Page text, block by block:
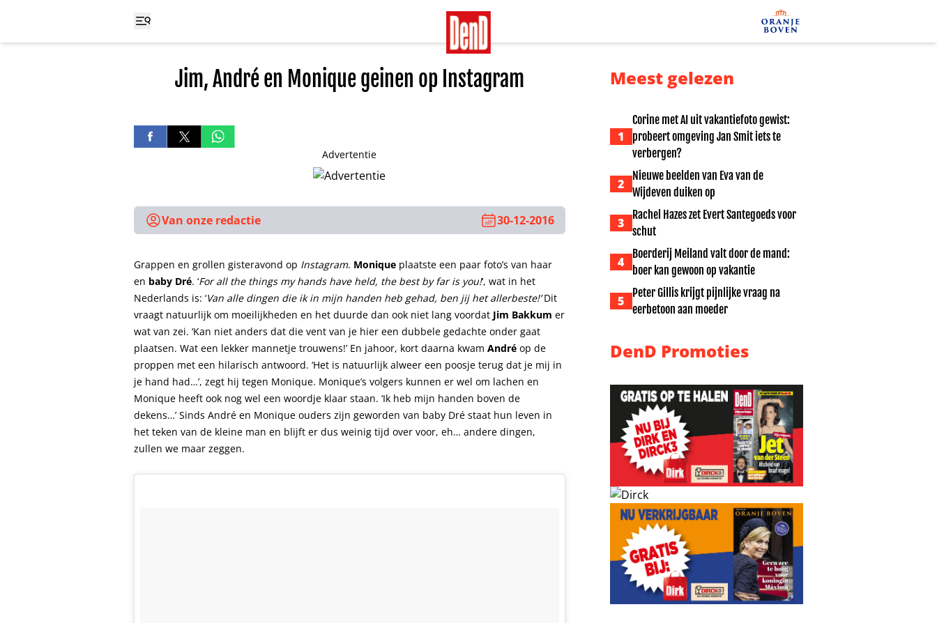
Jim, André en Monique geinen op Instagram
Advertentie
Van onze redactie 30-12-2016
Grappen en grollen gisteravond op Instagram. Monique plaatste een paar foto’s van haar
en baby Dré. ‘For all the things my hands have held, the best by far is you!‘, wat in het
Nederlands is: ‘Van alle dingen die ik in mijn handen heb gehad, ben jij het allerbeste!’Dit
vraagt natuurlijk om moeilijkheden en het duurde dan ook niet lang voordat Jim Bakkum er
wat van zei. ‘Kan niet anders dat die vent van je hier een dubbele gedachte onder gaat
plaatsen. Wat een lekker mannetje trouwens!’ En jahoor, kort daarna kwam André op de
proppen met een hilarisch antwoord. ‘Het is natuurlijk alweer een poosje terug dat je mij in
je hand had…’, zegt hij tegen Monique. Monique’s volgers kunnen er wel om lachen en
Monique heeft ook nog wel een woordje klaar staan. ‘Ik heb mijn handen boven de
dekens…’ Sinds André en Monique ouders zijn geworden van baby Dré staat hun leven in
het teken van de kleine man en blijft er dus weinig tijd over voor, eh… andere dingen,
zullen we maar zeggen.
Meest gelezen
1
Corine met AI uit vakantiefoto gewist:
probeert omgeving Jan Smit iets te
verbergen?
2
Nieuwe beelden van Eva van de
Wijdeven duiken op
3
Rachel Hazes zet Evert Santegoeds voor
schut
4
Boerderij Meiland valt door de mand:
boer kan gewoon op vakantie
5
Peter Gillis krijgt pijnlijke vraag na
eerbetoon aan moeder
DenD Promoties